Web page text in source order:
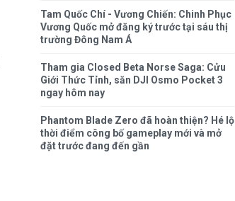
Tam Quốc Chí - Vương Chiến: Chinh Phục
Vương Quốc mở đăng ký trước tại sáu thị
trường Đông Nam Á
Tham gia Closed Beta Norse Saga: Cửu
Giới Thức Tỉnh, săn DJI Osmo Pocket 3
ngay hôm nay
Phantom Blade Zero đã hoàn thiện? Hé lộ
thời điểm công bố gameplay mới và mở
đặt trước đang đến gần